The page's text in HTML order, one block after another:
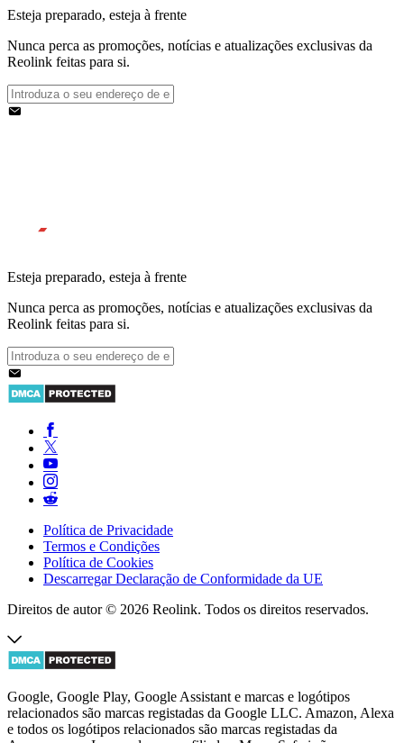
Esteja preparado, esteja à frente
Nunca perca as promoções, notícias e atualizações exclusivas da
Reolink feitas para si.
Esteja preparado, esteja à frente
Nunca perca as promoções, notícias e atualizações exclusivas da
Reolink feitas para si.
Política de Privacidade
Termos e Condições
Política de Cookies
Descarregar Declaração de Conformidade da UE
Direitos de autor © 2026 Reolink. Todos os direitos reservados.
Google, Google Play, Google Assistant e marcas e logótipos
relacionados são marcas registadas da Google LLC. Amazon, Alexa
e todos os logótipos relacionados são marcas registadas da